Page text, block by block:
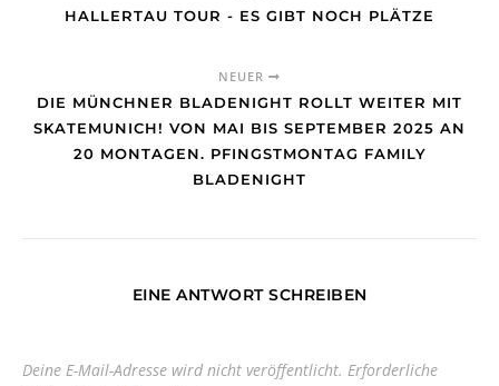
HALLERTAU TOUR - ES GIBT NOCH PLÄTZE
NEUER
DIE MÜNCHNER BLADENIGHT ROLLT WEITER MIT
SKATEMUNICH! VON MAI BIS SEPTEMBER 2025 AN
20 MONTAGEN. PFINGSTMONTAG FAMILY
BLADENIGHT
EINE ANTWORT SCHREIBEN
Deine E-Mail-Adresse wird nicht veröffentlicht. Erforderliche